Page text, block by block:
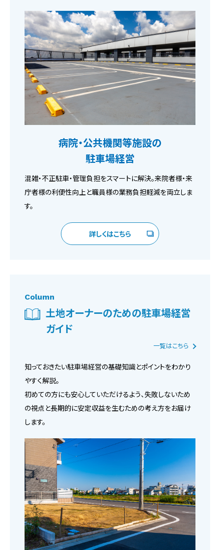
病院・公共機関等施設の
駐車場経営
混雑・不正駐車・管理負担をスマートに解決。来院者様・来
庁者様の利便性向上と職員様の業務負担軽減を両立しま
す。
詳しくはこちら
Column
土地オーナーのための駐車場経営
ガイド
一覧はこちら
知っておきたい駐車場経営の基礎知識とポイントをわかり
やすく解説。
初めての方にも安心していただけるよう、失敗しないため
の視点と長期的に安定収益を生むための考え方をお届け
します。